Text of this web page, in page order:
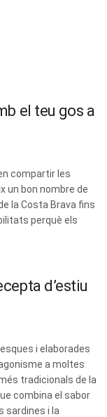
el teu gos a
compartir les
un bon nombre de
la Costa Brava fins
perquè els
d’estiu
i elaborades
a moltes
tradicionals de la
combina el sabor
sardines i la